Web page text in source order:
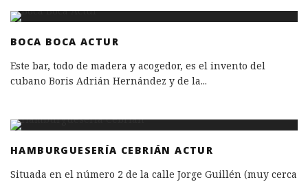
BOCA BOCA ACTUR
Este bar, todo de madera y acogedor, es el invento del
cubano Boris Adrián Hernández y de la...
HAMBURGUESERÍA CEBRIÁN ACTUR
Situada en el número 2 de la calle Jorge Guillén (muy cerca